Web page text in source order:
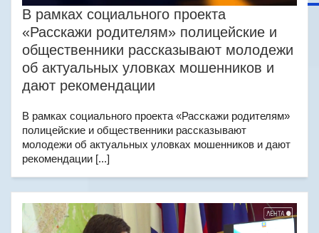
В рамках социального проекта
«Расскажи родителям» полицейские и
общественники рассказывают молодежи
об актуальных уловках мошенников и
дают рекомендации
В рамках социального проекта «Расскажи родителям»
полицейские и общественники рассказывают
молодежи об актуальных уловках мошенников и дают
рекомендации [...]